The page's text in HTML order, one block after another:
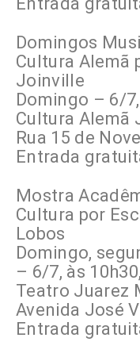
Domingos
Cultura Alemã
Joinville
Domingo – 6/
Cultura Alemã
Rua 15 de
Entrada
Mostra
Cultura por
Lobos
Domingo,
– 6/7, às
Teatro Juarez
Avenida José
Entrada